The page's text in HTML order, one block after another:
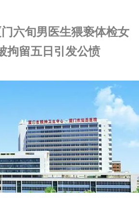
六旬男医生猥亵体检女
拘留五日引发公愤